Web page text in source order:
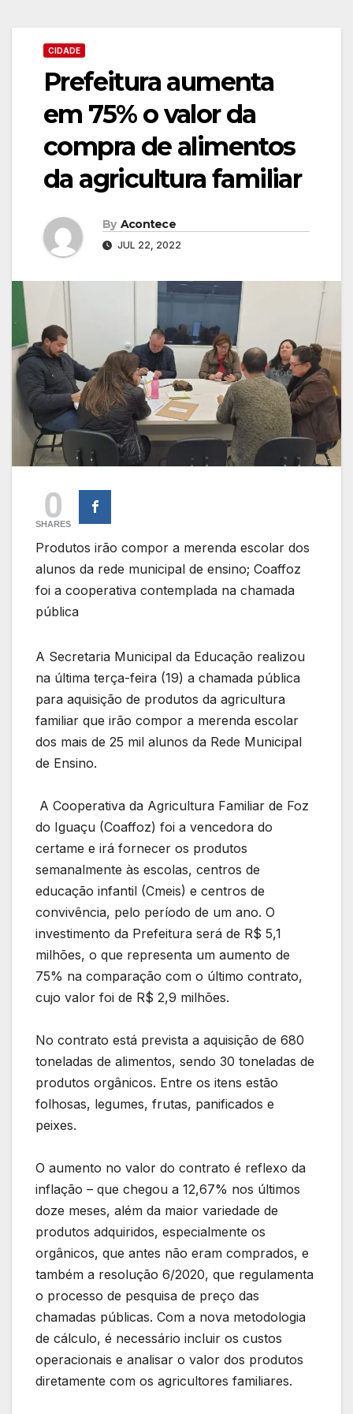
CIDADE
Prefeitura aumenta
em 75% o valor da
compra de alimentos
da agricultura familiar
By Acontece
JUL 22, 2022
0
SHARES
Produtos irão compor a merenda escolar dos
alunos da rede municipal de ensino; Coaffoz
foi a cooperativa contemplada na chamada
pública
A Secretaria Municipal da Educação realizou
na última terça-feira (19) a chamada pública
para aquisição de produtos da agricultura
familiar que irão compor a merenda escolar
dos mais de 25 mil alunos da Rede Municipal
de Ensino.
A Cooperativa da Agricultura Familiar de Foz
do Iguaçu (Coaffoz) foi a vencedora do
certame e irá fornecer os produtos
semanalmente às escolas, centros de
educação infantil (Cmeis) e centros de
convivência, pelo período de um ano. O
investimento da Prefeitura será de R$ 5,1
milhões, o que representa um aumento de
75% na comparação com o último contrato,
cujo valor foi de R$ 2,9 milhões.
No contrato está prevista a aquisição de 680
toneladas de alimentos, sendo 30 toneladas de
produtos orgânicos. Entre os itens estão
folhosas, legumes, frutas, panificados e
peixes.
O aumento no valor do contrato é reflexo da
inflação – que chegou a 12,67% nos últimos
doze meses, além da maior variedade de
produtos adquiridos, especialmente os
orgânicos, que antes não eram comprados, e
também a resolução 6/2020, que regulamenta
o processo de pesquisa de preço das
chamadas públicas. Com a nova metodologia
de cálculo, é necessário incluir os custos
operacionais e analisar o valor dos produtos
diretamente com os agricultores familiares.